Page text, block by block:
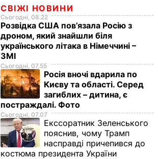
СВІЖІ НОВИНИ
Сьогодні, 08.22
Розвідка США пов’язала Росію з
дроном, який знайшли біля
українського літака в Німеччині –
ЗМІ
Сьогодні, 07.55
Росія вночі вдарила по
Києву та області. Серед
загиблих – дитина, є
постраждалі. Фото
Сьогодні, 07.07
Екссоратник Зеленського
пояснив, чому Трамп
насправді причепився до
костюма президента України